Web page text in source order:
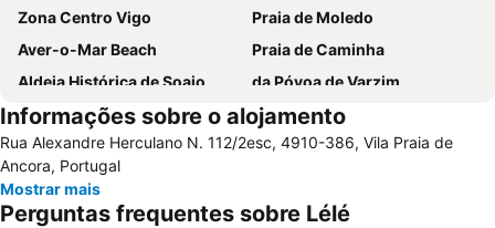
Zona Centro Vigo
Praia de Moledo
Aver-o-Mar Beach
Praia de Caminha
Aldeia Histórica de Soajo
da Póvoa de Varzim
Vila Praia de Âncora
Braga Parque
Estádio Municipal de Braga - Estádio AXA
Bom Jesus do Monte
Cascata do Tahiti - Ermida
Praia Fluvial do Taboão
Termas Romanas do Alto da Cividade
Informações sobre o alojamento
Rua Alexandre Herculano N. 112/2esc, 4910-386, Vila Praia de
Ancora, Portugal
Mostrar mais
Perguntas frequentes sobre Lélé